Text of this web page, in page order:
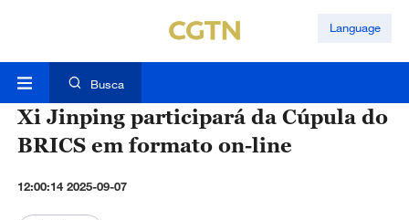
Language
Busca
Xi Jinping participará da Cúpula do
BRICS em formato on-line
12:00:14 2025-09-07